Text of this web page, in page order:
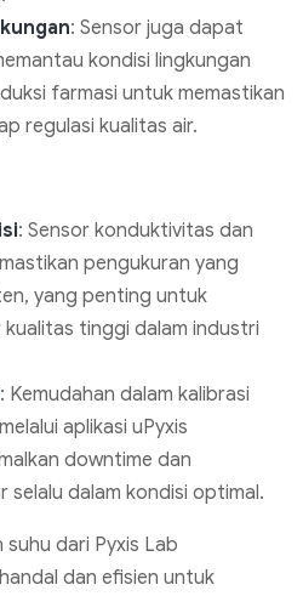
: Sensor juga dapat
kondisi lingkungan
farmasi untuk memastikan
regulasi kualitas air.
: Sensor konduktivitas dan
pengukuran yang
yang penting untuk
tinggi dalam industri
: Kemudahan dalam kalibrasi
aplikasi uPyxis
downtime dan
selalu dalam kondisi optimal.
dari Pyxis Lab
dan efisien untuk